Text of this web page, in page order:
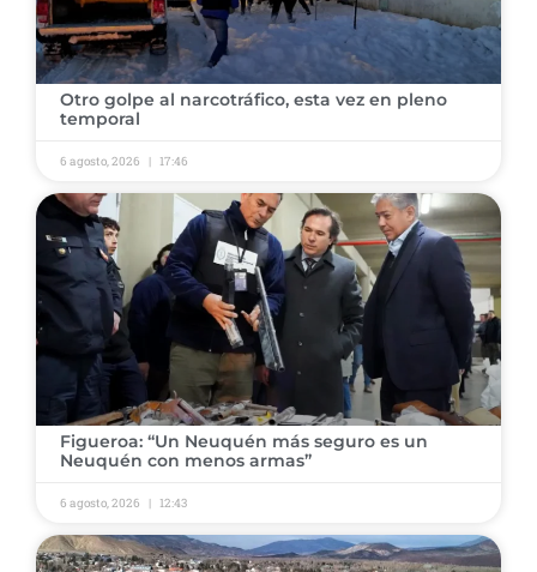
​Otro golpe al narcotráfico, esta vez en pleno
temporal ​
6 agosto, 2026 17:46
​Figueroa: “Un Neuquén más seguro es un
Neuquén con menos armas” ​
6 agosto, 2026 12:43